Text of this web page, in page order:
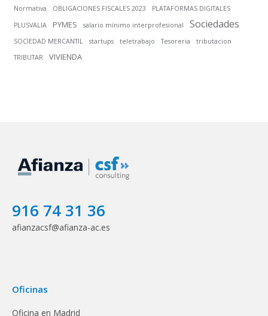
Normativa
OBLIGACIONES FISCALES 2023
PLATAFORMAS DIGITALES
PLUSVALIA
PYMES salario mínimo interprofesional Sociedades
SOCIEDAD MERCANTIL startups teletrabajo Tesoreria
tributacion
TRIBUTAR
VIVIENDA
916 74 31 36
afianzacsf@afianza-ac.es
Oficinas
Oficina en Madrid